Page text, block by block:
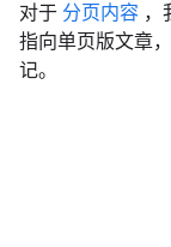
对于 分页内容 ，
指向单页版文章
记。